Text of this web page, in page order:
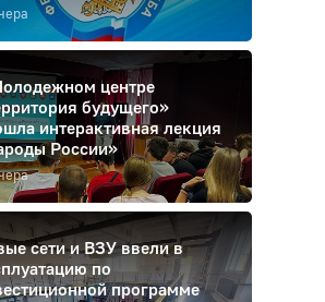
центре
будущего»
интерактивная лекция
России»
сети и ВЗУ ввели в
по
программе